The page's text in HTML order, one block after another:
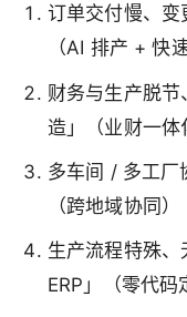
订单交付慢、变
（AI 排产 + 快
财务与生产脱
造」（业财一体
多车间 / 多工厂
（跨地域协同）
生产流程特殊
ERP」（零代码